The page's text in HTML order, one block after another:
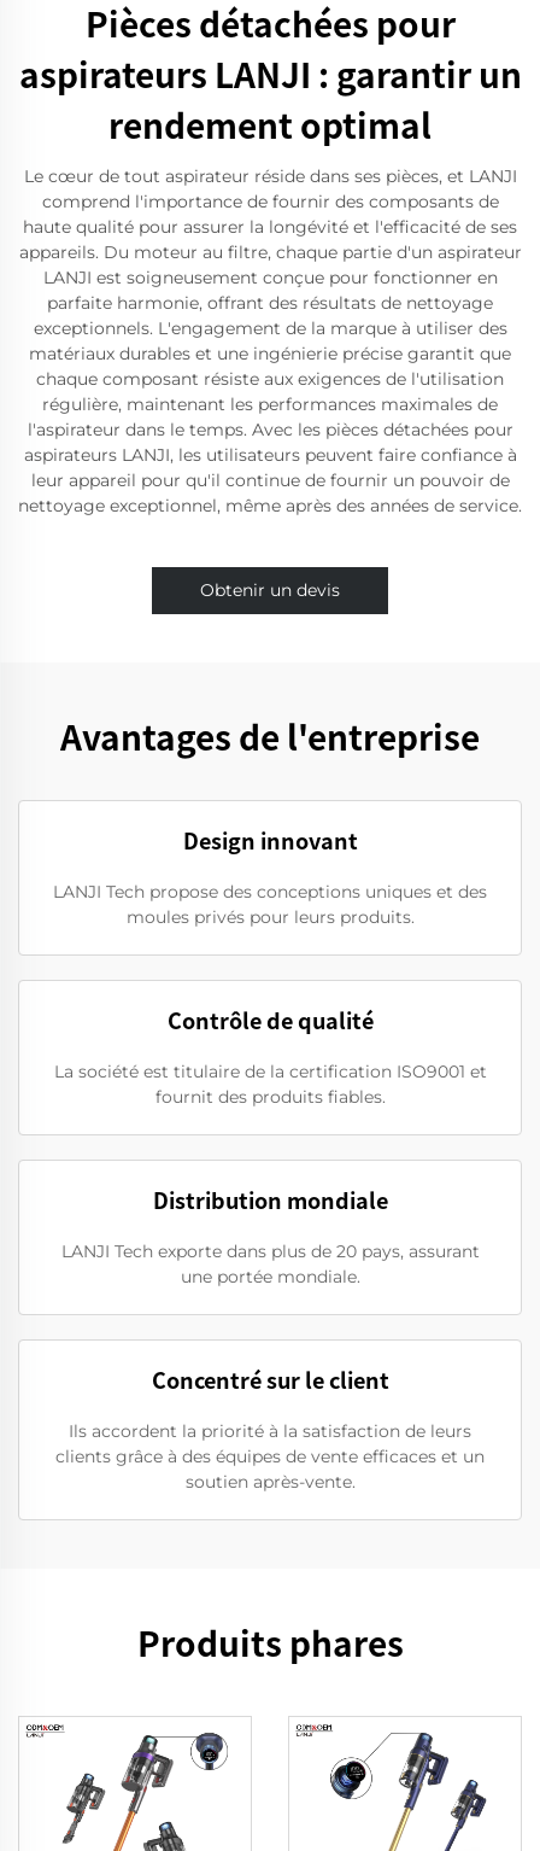
Pièces détachées pour
aspirateurs LANJI : garantir un
rendement optimal
Le cœur de tout aspirateur réside dans ses pièces, et LANJI
comprend l'importance de fournir des composants de
haute qualité pour assurer la longévité et l'efficacité de ses
appareils. Du moteur au filtre, chaque partie d'un aspirateur
LANJI est soigneusement conçue pour fonctionner en
parfaite harmonie, offrant des résultats de nettoyage
exceptionnels. L'engagement de la marque à utiliser des
matériaux durables et une ingénierie précise garantit que
chaque composant résiste aux exigences de l'utilisation
régulière, maintenant les performances maximales de
l'aspirateur dans le temps. Avec les pièces détachées pour
aspirateurs LANJI, les utilisateurs peuvent faire confiance à
leur appareil pour qu'il continue de fournir un pouvoir de
nettoyage exceptionnel, même après des années de service.
Obtenir un devis
Avantages de l'entreprise
Design innovant
LANJI Tech propose des conceptions uniques et des
moules privés pour leurs produits.
Contrôle de qualité
La société est titulaire de la certification ISO9001 et
fournit des produits fiables.
Distribution mondiale
LANJI Tech exporte dans plus de 20 pays, assurant
une portée mondiale.
Concentré sur le client
Ils accordent la priorité à la satisfaction de leurs
clients grâce à des équipes de vente efficaces et un
soutien après-vente.
Produits phares